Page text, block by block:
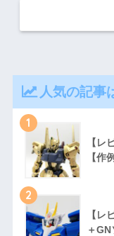
人気の記事
1
【レ
【作
2
【レ
＋GN